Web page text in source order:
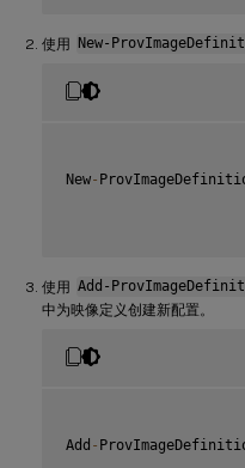
使用 New-
New-
使用 Add-
中为映像定义创建新配置。
Add -